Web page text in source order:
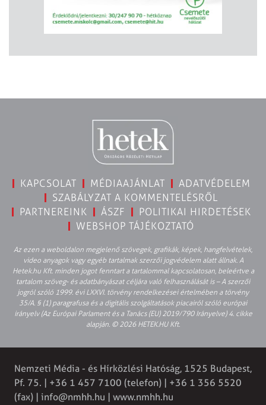
KAPCSOLAT MÉDIAAJÁNLAT
ADATVÉDELEM
SZABÁLYZAT A KOMMENTELÉSRŐL
PARTNEREINK
ÁSZF
POLITIKAI HIRDETÉSEK
WEBSHOP TÁJÉKOZTATÓ
Az ezen a weboldalon megjelenő szövegek, grafikák, képek, hangfelvételek,
video anyagok vagy egyéb tartalmak szerzői jogvédelem alatt állnak. A
Hetek.hu Kft. minden jogot fenntart a tartalommal kapcsolatosan, beleértve a
tartalom szöveg- és adatbányászat céljára való felhasználását is – A szerzői
jogról szóló 1999. évi LXXVI. törvény rendelkezései értelmében a törvény
35/A. § (1) paragrafusa és a digitális szolgáltatások piacairól szóló európai
irányelv (Az Európai Parlament és a Tanács (EU) 2019/790 Irányelve) 4. cikke
alapján. © 2026 HETEK.HU Kft.
Nemzeti Média - és Hírközlési Hatóság, 1525 Budapest,
Pf. 75. | +36 1 457 7100 (telefon) | +36 1 356 5520
(fax) | info@nmhh.hu | www.nmhh.hu